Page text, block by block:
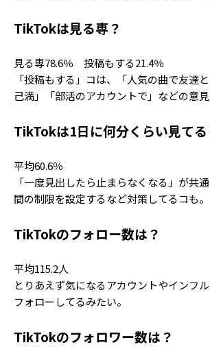
TikTokは見る専？
見る専78.6％ 投稿もする21.4％
「投稿もする」コは、「人気の曲で友達
己満」「部活のアカウントで」などの意見
TikTokは1日に何分くらい見てる
平均60.6％
「一度見出したら止まらなくなる」が共
間の制限を設定するなど対策してるコも。
TikTokのフォロー数は？
平均115.2人
とりあえず気になるアカウントやインフ
フォローしてるみたい。
TikTokのフォロワー数は？